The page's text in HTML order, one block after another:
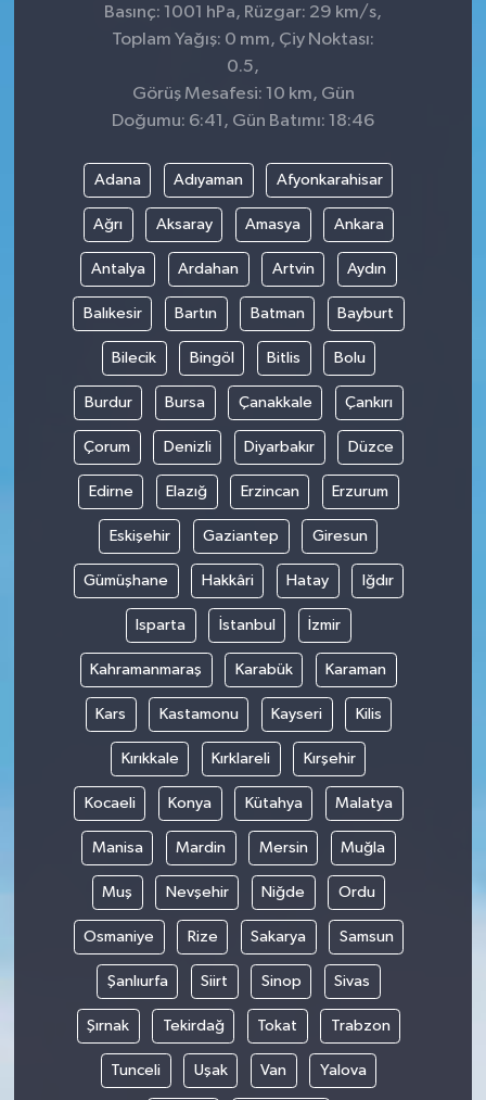
Basınç: 1001 hPa, Rüzgar: 29 km/s,
Toplam Yağış: 0 mm, Çiy Noktası:
0.5,
Görüş Mesafesi: 10 km, Gün
Doğumu: 6:41, Gün Batımı: 18:46
Adana Adıyaman Afyonkarahisar
Ağrı Aksaray Amasya Ankara
Antalya Ardahan Artvin Aydın
Balıkesir Bartın Batman Bayburt
Bilecik Bingöl Bitlis Bolu
Burdur Bursa Çanakkale Çankırı
Çorum Denizli Diyarbakır Düzce
Edirne Elazığ Erzincan Erzurum
Eskişehir Gaziantep Giresun
Gümüşhane Hakkâri Hatay Iğdır
Isparta İstanbul İzmir
Kahramanmaraş Karabük Karaman
Kars Kastamonu Kayseri Kilis
Kırıkkale Kırklareli Kırşehir
Kocaeli Konya Kütahya Malatya
Manisa Mardin Mersin Muğla
Muş Nevşehir Niğde Ordu
Osmaniye Rize Sakarya Samsun
Şanlıurfa Siirt Sinop Sivas
Şırnak Tekirdağ Tokat Trabzon
Tunceli Uşak Van Yalova